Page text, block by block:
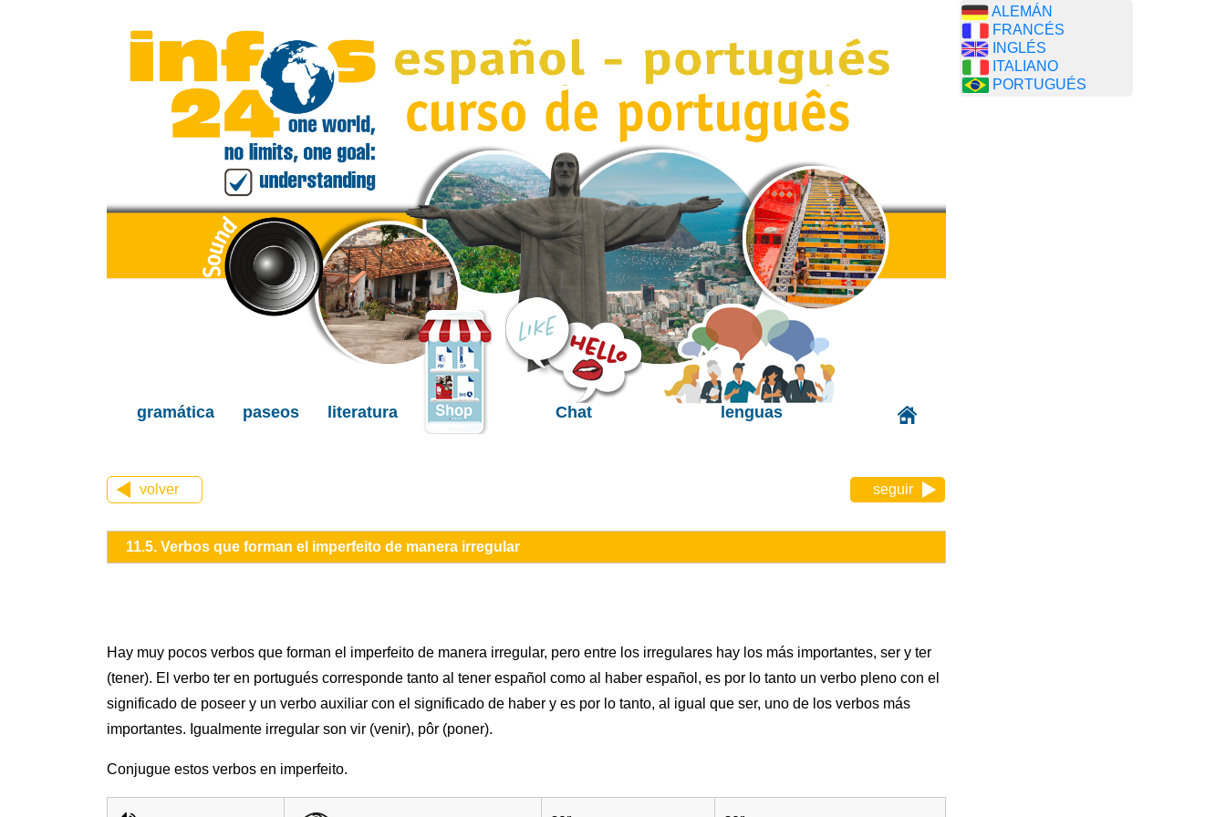
gramática paseos literatura Chat lenguas
volver seguir
11.5. Verbos que forman el imperfeito de manera irregular
Hay muy pocos verbos que forman el imperfeito de manera irregular, pero entre los irregulares hay los más importantes, ser y ter
(tener). El verbo ter en portugués corresponde tanto al tener español como al haber español, es por lo tanto un verbo pleno con el
significado de poseer y un verbo auxiliar con el significado de haber y es por lo tanto, al igual que ser, uno de los verbos más
importantes. Igualmente irregular son vir (venir), pôr (poner).
Conjugue estos verbos en imperfeito.
ALEMÁN
FRANCÉS
INGLÉS
ITALIANO
PORTUGUÉS